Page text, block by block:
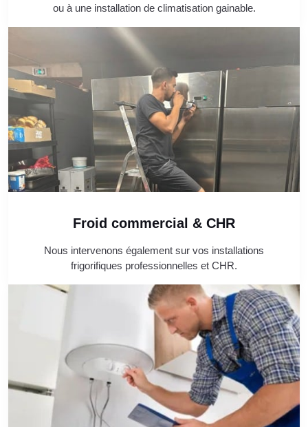
ou à une installation de climatisation gainable.
Froid commercial & CHR
Nous intervenons également sur vos installations
frigorifiques professionnelles et CHR.